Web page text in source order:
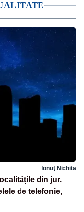
Ionuț Nichita
din jur.
de telefonie,